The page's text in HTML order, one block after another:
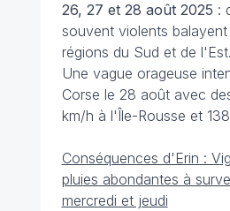
26, 27 et 28 août 2025 :
souvent violents
régions du Sud et de l'Est.
Une vague orageuse
Corse le 28 août avec
km/h à l'Île-Rousse et
Conséquences d'Erin :
pluies abondantes à
mercredi et jeudi